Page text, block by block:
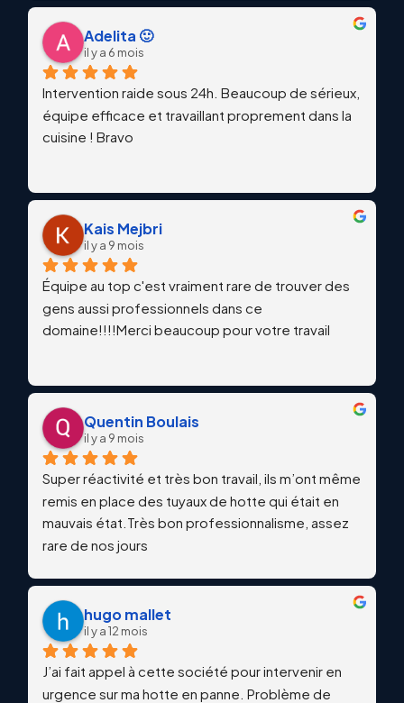
Adelita 🙂
il y a 6 mois
Intervention raide sous 24h. Beaucoup de sérieux,
équipe efficace et travaillant proprement dans la
cuisine ! Bravo
Kais Mejbri
il y a 9 mois
Équipe au top c'est vraiment rare de trouver des
gens aussi professionnels dans ce
domaine!!!!Merci beaucoup pour votre travail
Quentin Boulais
il y a 9 mois
Super réactivité et très bon travail, ils m’ont même
remis en place des tuyaux de hotte qui était en
mauvais état.Très bon professionnalisme, assez
rare de nos jours
hugo mallet
il y a 12 mois
J’ai fait appel à cette société pour intervenir en
urgence sur ma hotte en panne. Problème de